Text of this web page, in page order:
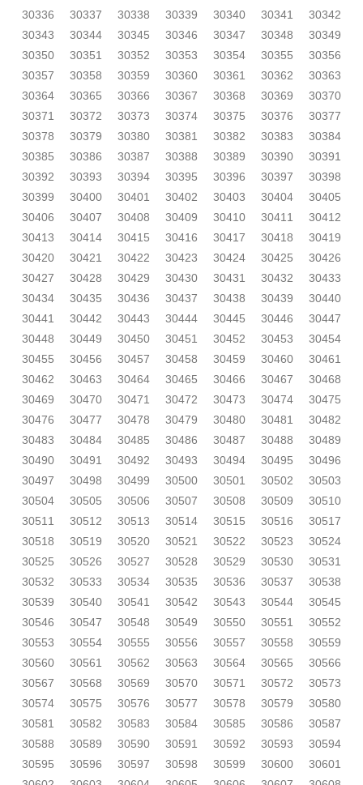
30336
30337 30338 30339 30340 30341
30342
30343
30344 30345 30346 30347 30348
30349
30350
30351 30352 30353 30354 30355
30356
30357
30358 30359 30360 30361 30362
30363
30364
30365 30366 30367 30368 30369
30370
30371
30372 30373 30374 30375 30376
30377
30378
30379 30380 30381 30382 30383
30384
30385
30386 30387 30388 30389 30390
30391
30392
30393 30394 30395 30396 30397
30398
30399
30400 30401 30402 30403 30404
30405
30406
30407 30408 30409 30410 30411
30412
30413
30414 30415 30416 30417 30418
30419
30420
30421 30422 30423 30424 30425
30426
30427
30428 30429 30430 30431 30432
30433
30434
30435 30436 30437 30438 30439
30440
30441
30442 30443 30444 30445 30446
30447
30448
30449 30450 30451 30452 30453
30454
30455
30456 30457 30458 30459 30460
30461
30462
30463 30464 30465 30466 30467
30468
30469
30470 30471 30472 30473 30474
30475
30476
30477 30478 30479 30480 30481
30482
30483
30484 30485 30486 30487 30488
30489
30490
30491 30492 30493 30494 30495
30496
30497
30498 30499 30500 30501 30502
30503
30504
30505 30506 30507 30508 30509
30510
30511
30512 30513 30514 30515 30516
30517
30518
30519 30520 30521 30522 30523
30524
30525
30526 30527 30528 30529 30530
30531
30532
30533 30534 30535 30536 30537
30538
30539
30540 30541 30542 30543 30544
30545
30546
30547 30548 30549 30550 30551
30552
30553
30554 30555 30556 30557 30558
30559
30560
30561 30562 30563 30564 30565
30566
30567
30568 30569 30570 30571 30572
30573
30574
30575 30576 30577 30578 30579
30580
30581
30582 30583 30584 30585 30586
30587
30588
30589 30590 30591 30592 30593
30594
30595
30596 30597 30598 30599 30600
30601